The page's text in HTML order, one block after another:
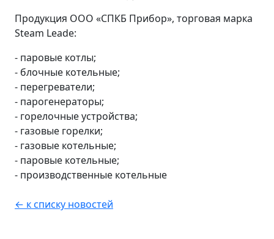
Продукция ООО «СПКБ Прибор», торговая марка
Steam Leade:
- паровые котлы;
- блочные котельные;
- перегреватели;
- парогенераторы;
- горелочные устройства;
- газовые горелки;
- газовые котельные;
- паровые котельные;
- производственные котельные
← к списку новостей